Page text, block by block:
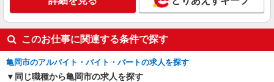
このお仕事に関連する条件で探す
亀岡市のアルバイト・バイト・パートの求人を探す
同じ職種から亀岡市の求人を探す